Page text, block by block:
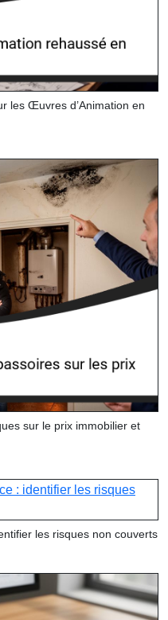
les Œuvres d’Animation en
sur le prix immobilier et
les risques non couverts